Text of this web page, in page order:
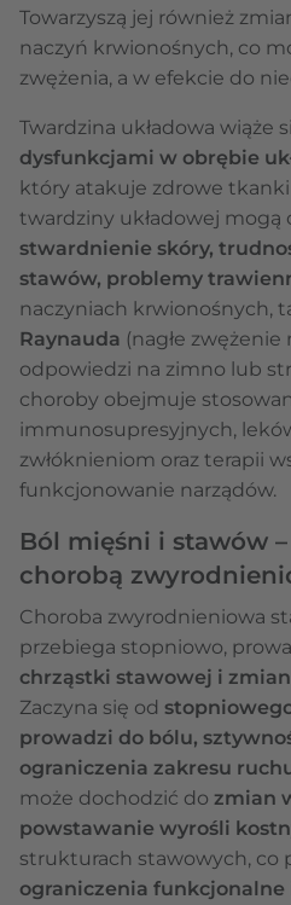
Towarzyszą jej również
naczyń krwionośnych, co
zwężenia, a w efekcie do
Twardzina układowa wiąże
dysfunkcjami w obrębie
który atakuje zdrowe
twardziny układowej mogą
stwardnienie skóry,
stawów, problemy
naczyniach krwionośnych,
Raynauda (nagłe
odpowiedzi na zimno lub
choroby obejmuje
immunosupresyjnych,
zwłóknieniom oraz terapii
funkcjonowanie narządów.
Ból mięśni i stawów
chorobą
Choroba zwyrodnieniowa
przebiega stopniowo,
chrząstki stawowej i
Zaczyna się od
prowadzi do bólu,
ograniczenia zakresu
może dochodzić do zmian
powstawanie wyrośli
strukturach stawowych, co
ograniczenia